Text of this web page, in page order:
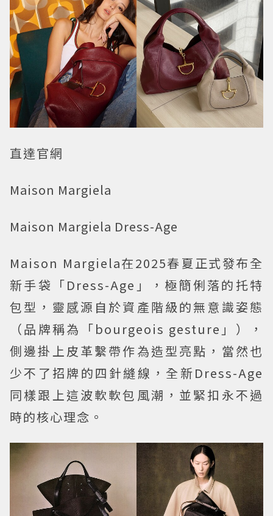
直達官網
Maison Margiela
Maison Margiela Dress-Age
Maison Margiela在2025春夏正式發布全
新手袋「Dress-Age」，極簡俐落的托特
包型，靈感源自於資產階級的無意識姿態
（品牌稱為「bourgeois gesture」），
側邊掛上皮革繫帶作為造型亮點，當然也
少不了招牌的四針縫線，全新Dress-Age
同樣跟上這波軟軟包風潮，並緊扣永不過
時的核心理念。